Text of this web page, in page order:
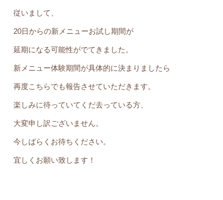
従いまして、
20日からの新メニューお試し期間が
延期になる可能性がでてきました。
新メニュー体験期間が具体的に決まりましたら
再度こちらでも報告させていただきます。
楽しみに待っていてくだ去っている方、
大変申し訳ございません。
今しばらくお待ちください。
宜しくお願い致します！